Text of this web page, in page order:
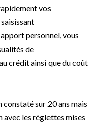
vos
personnel, vous
de
crédit ainsi que du coût
constaté sur 20 ans mais
les réglettes mises